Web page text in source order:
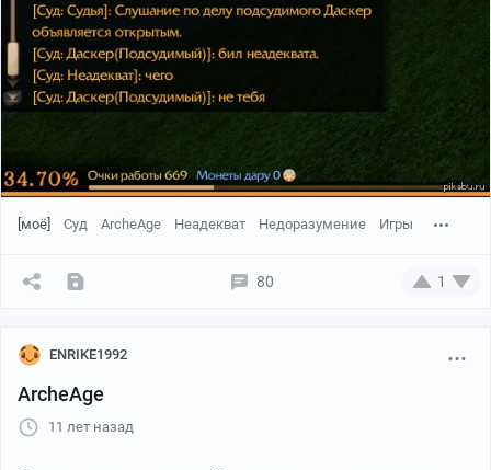
[моё] Суд ArcheAge Неадекват Недоразумение Игры
80 1
ENRIKE1992
ArcheAge
11 лет назад